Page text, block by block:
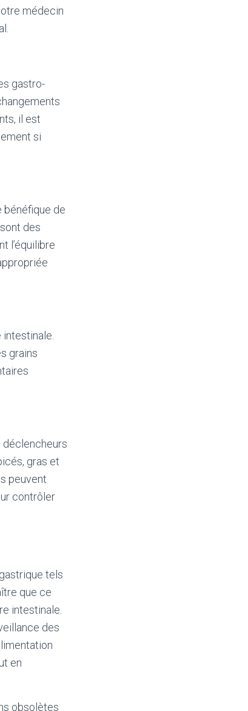
médecin
gastro-
il est
si
bénéfique de
des
l’équilibre
grains
déclencheurs
gras et
peuvent
contrôler
tels
que ce
intestinale.
des
en
obsolètes